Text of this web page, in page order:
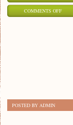
COMMENTS OFFON
POSTED BY ADMIN